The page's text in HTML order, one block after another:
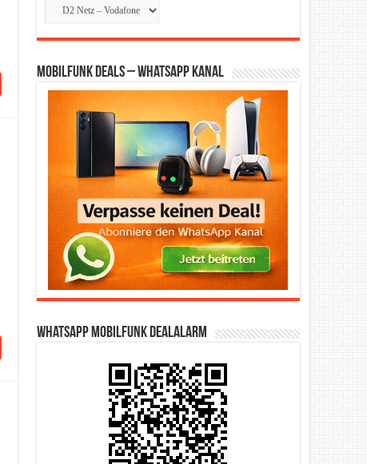
Kategorien
Mobilfunk Deals – WhatsApp Kanal
WhatsApp Mobilfunk DealAlarm